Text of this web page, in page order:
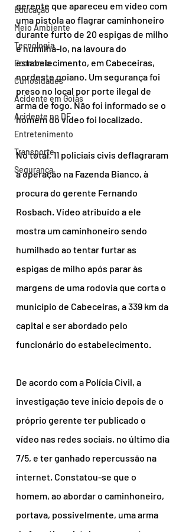
Educação
Meio Ambiente
Tecnologia
Economia
Curiosidades
Acidente em Goiás
Acidente no DF
Entretenimento
Transporte
Segurança
gerente que apareceu em vídeo com
uma pistola ao flagrar caminhoneiro
durante furto de 20 espigas de milho
e humilhá-lo, na lavoura do
estabelecimento, em Cabeceiras,
nordeste goiano. Um segurança foi
preso no local por porte ilegal de
arma de fogo. Não foi informado se o
homem do vídeo foi localizado.
No total, 11 policiais civis deflagraram
a operação na Fazenda Bianco, à
procura do gerente Fernando
Rosbach. Vídeo atribuído a ele
mostra um caminhoneiro sendo
humilhado ao tentar furtar as
espigas de milho após parar às
margens de uma rodovia que corta o
município de Cabeceiras, a 339 km da
capital e ser abordado pelo
funcionário do estabelecimento.
De acordo com a Polícia Civil, a
investigação teve início depois de o
próprio gerente ter publicado o
vídeo nas redes sociais, no último dia
7/5, e ter ganhado repercussão na
internet. Constatou-se que o
homem, ao abordar o caminhoneiro,
portava, possivelmente, uma arma